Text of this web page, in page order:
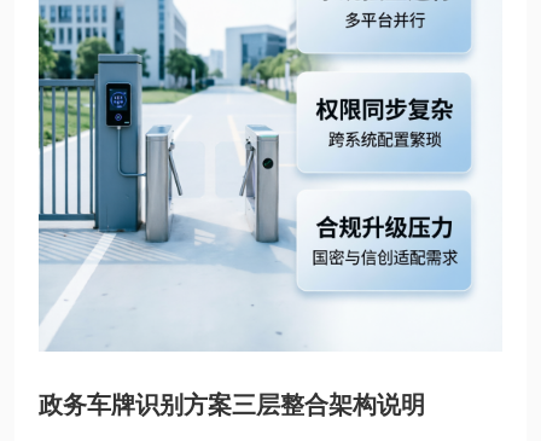
政务车牌识别方案三层整合架构说明